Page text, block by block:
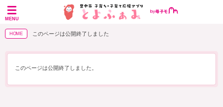
MENU
HOME このページは公開終了しました
このページは公開終了しました。